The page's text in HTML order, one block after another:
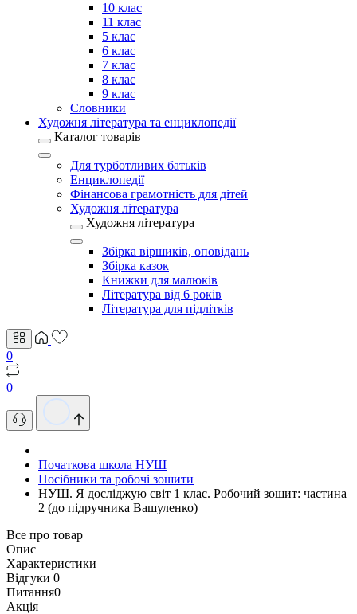
10 клас
11 клас
5 клас
6 клас
7 клас
8 клас
9 клас
Словники
Художня література та енциклопедії
Каталог товарів
Для турботливих батьків
Енциклопедії
Фінансова грамотність для дітей
Художня література
Художня література
Збірка віршиків, оповідань
Збірка казок
Книжки для малюків
Література від 6 років
Література для підлітків
0
0
Початкова школа НУШ
Посібники та робочі зошити
НУШ. Я досліджую світ 1 клас. Робочий зошит: частина
2 (до підручника Вашуленко)
Все про товар
Опис
Характеристики
Відгуки 0
Питання0
Акція